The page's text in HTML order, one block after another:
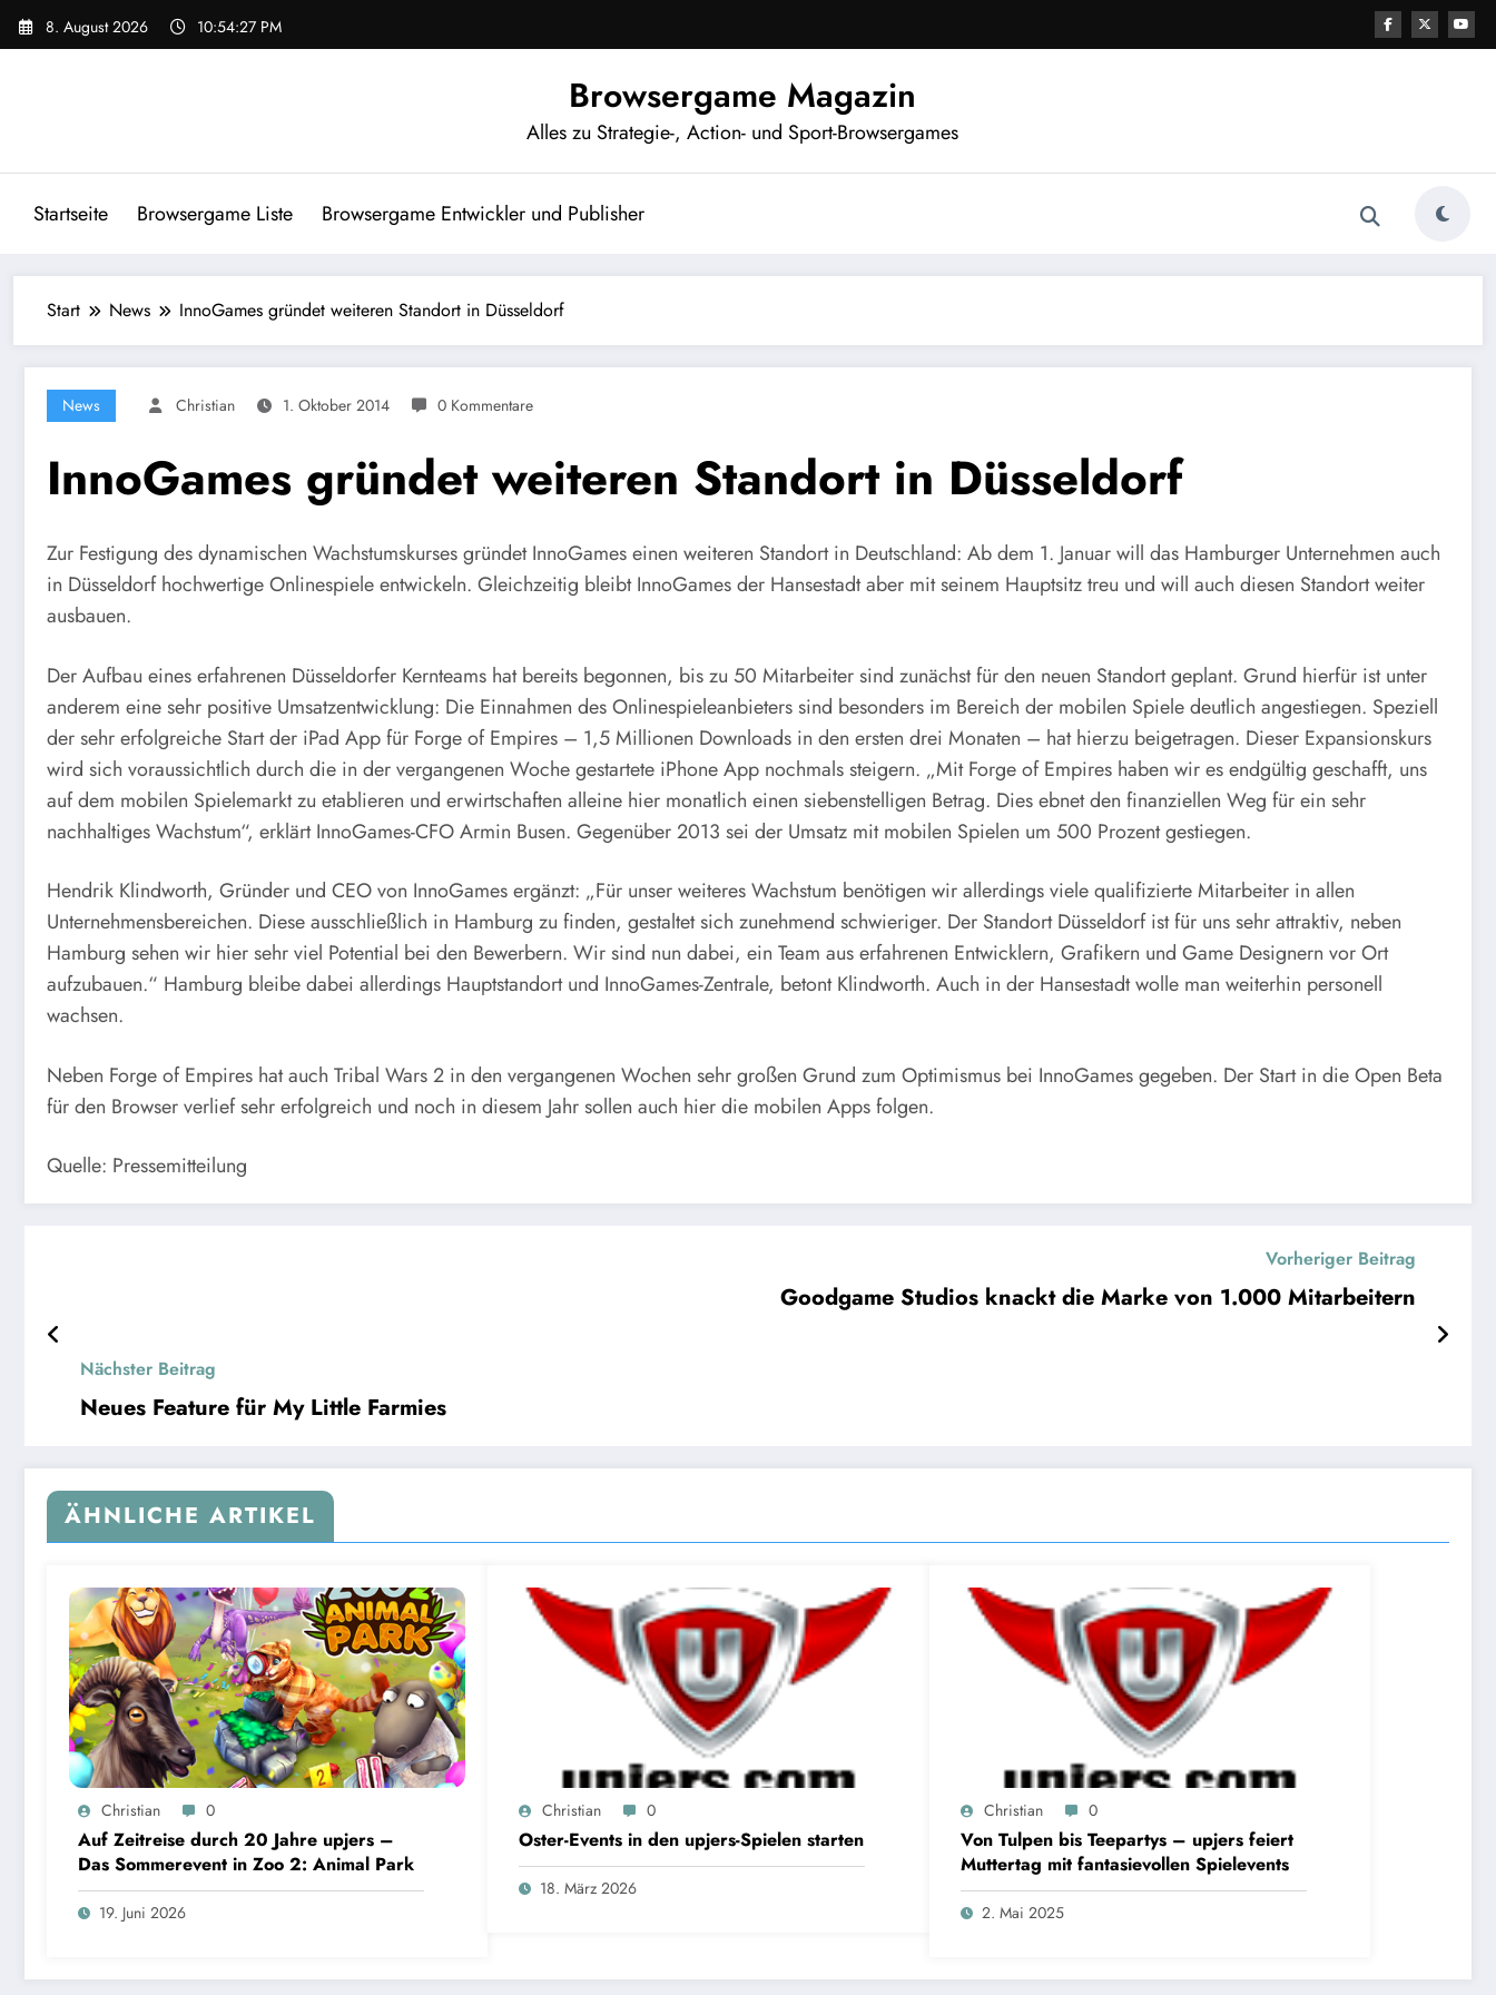
Zum
Inhalt
8. August 2026 10:54:28 PM
Browsergame Magazin
Alles zu Strategie-, Action- und Sport-Browsergames
Startseite Browsergame Liste Browsergame Entwickler und Publisher
Start News InnoGames gründet weiteren Standort in Düsseldorf
News Christian 1. Oktober 2014 0 Kommentare
InnoGames gründet weiteren Standort in Düsseldorf
Zur Festigung des dynamischen Wachstumskurses gründet InnoGames einen weiteren Standort in Deutschland: Ab dem 1. Januar will das Hamburger Unternehmen auch
in Düsseldorf hochwertige Onlinespiele entwickeln. Gleichzeitig bleibt InnoGames der Hansestadt aber mit seinem Hauptsitz treu und will auch diesen Standort weiter
ausbauen.
Der Aufbau eines erfahrenen Düsseldorfer Kernteams hat bereits begonnen, bis zu 50 Mitarbeiter sind zunächst für den neuen Standort geplant. Grund hierfür ist unter
anderem eine sehr positive Umsatzentwicklung: Die Einnahmen des Onlinespieleanbieters sind besonders im Bereich der mobilen Spiele deutlich angestiegen. Speziell
der sehr erfolgreiche Start der iPad App für Forge of Empires – 1,5 Millionen Downloads in den ersten drei Monaten – hat hierzu beigetragen. Dieser Expansionskurs
wird sich voraussichtlich durch die in der vergangenen Woche gestartete iPhone App nochmals steigern. „Mit Forge of Empires haben wir es endgültig geschafft, uns
auf dem mobilen Spielemarkt zu etablieren und erwirtschaften alleine hier monatlich einen siebenstelligen Betrag. Dies ebnet den finanziellen Weg für ein sehr
nachhaltiges Wachstum“, erklärt InnoGames-CFO Armin Busen. Gegenüber 2013 sei der Umsatz mit mobilen Spielen um 500 Prozent gestiegen.
Hendrik Klindworth, Gründer und CEO von InnoGames ergänzt: „Für unser weiteres Wachstum benötigen wir allerdings viele qualifizierte Mitarbeiter in allen
Unternehmensbereichen. Diese ausschließlich in Hamburg zu finden, gestaltet sich zunehmend schwieriger. Der Standort Düsseldorf ist für uns sehr attraktiv, neben
Hamburg sehen wir hier sehr viel Potential bei den Bewerbern. Wir sind nun dabei, ein Team aus erfahrenen Entwicklern, Grafikern und Game Designern vor Ort
aufzubauen.“ Hamburg bleibe dabei allerdings Hauptstandort und InnoGames-Zentrale, betont Klindworth. Auch in der Hansestadt wolle man weiterhin personell
wachsen.
Neben Forge of Empires hat auch Tribal Wars 2 in den vergangenen Wochen sehr großen Grund zum Optimismus bei InnoGames gegeben. Der Start in die Open Beta
für den Browser verlief sehr erfolgreich und noch in diesem Jahr sollen auch hier die mobilen Apps folgen.
Quelle: Pressemitteilung
Vorheriger Beitrag
Goodgame Studios knackt die Marke von 1.000 Mitarbeitern
Nächster Beitrag
Neues Feature für My Little Farmies
ÄHNLICHE ARTIKEL
Christian 0
Auf Zeitreise durch 20 Jahre upjers –
Das Sommerevent in Zoo 2: Animal Park
19. Juni 2026
Christian 0
Oster-Events in den upjers-Spielen starten
18. März 2026
Christian 0
Von Tulpen bis Teepartys – upjers feiert
Muttertag mit fantasievollen Spielevents
2. Mai 2025